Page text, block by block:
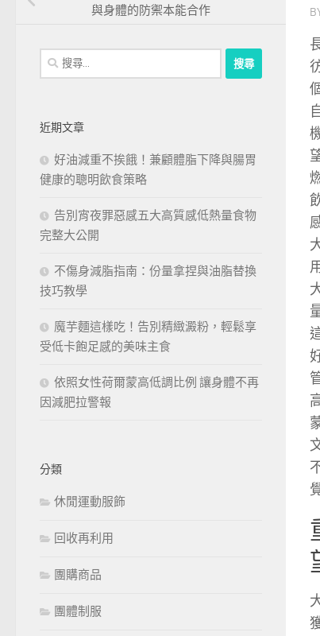
與身體的防禦本能合作
搜
尋
字:
近期文章
好油減重不挨餓！兼顧體脂下降與腸胃
健康的聰明飲食策略
告別宵夜罪惡感五大高質感低熱量食物
完整大公開
不傷身減脂指南：份量拿捏與油脂替換
技巧教學
魔芋麵這樣吃！告別精緻澱粉，輕鬆享
受低卡飽足感的美味主食
依照女性荷爾蒙高低調比例 讓身體不再
因減肥拉警報
分類
休閒運動服飾
回收再利用
團購商品
團體制服